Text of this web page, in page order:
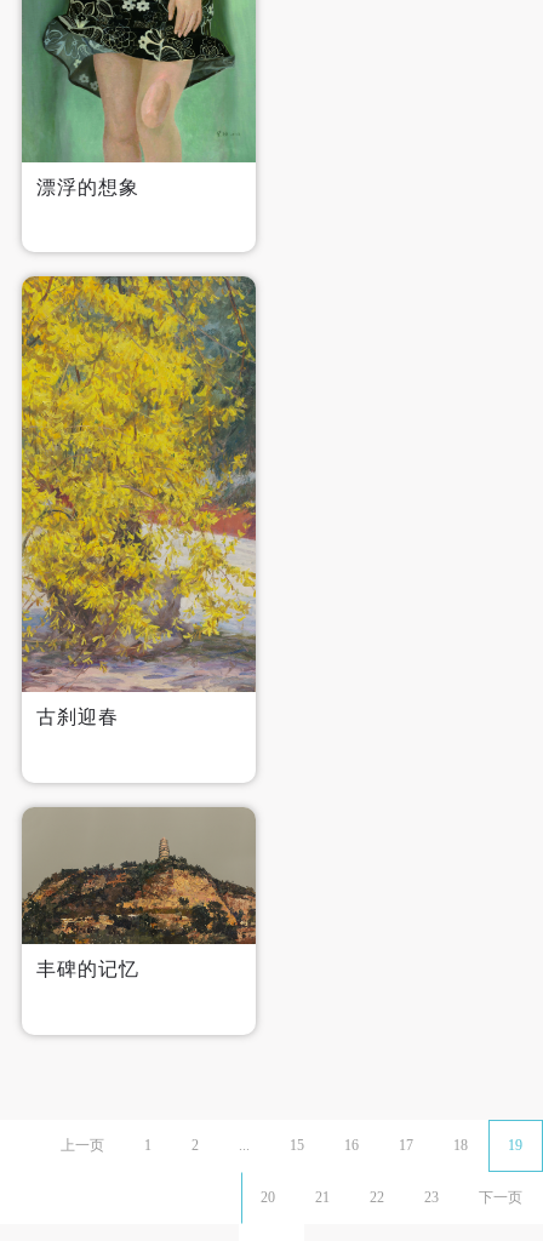
漂浮的想象
古刹迎春
丰碑的记忆
上一页 1 2 15 16 17 18 19
20 21 22 23 下一页